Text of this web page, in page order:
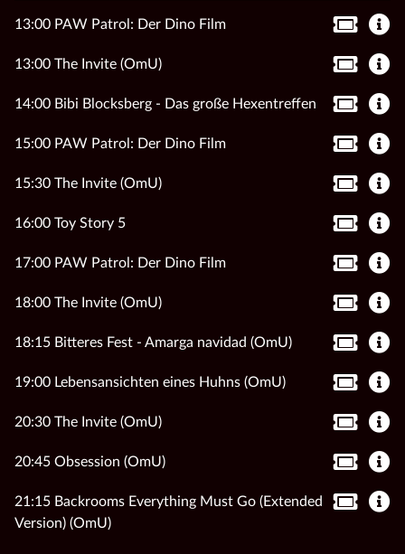
13:00 PAW Patrol: Der Dino Film
13:00 The Invite (OmU)
14:00 Bibi Blocksberg - Das große Hexentreffen
15:00 PAW Patrol: Der Dino Film
15:30 The Invite (OmU)
16:00 Toy Story 5
17:00 PAW Patrol: Der Dino Film
18:00 The Invite (OmU)
18:15 Bitteres Fest - Amarga navidad (OmU)
19:00 Lebensansichten eines Huhns (OmU)
20:30 The Invite (OmU)
20:45 Obsession (OmU)
21:15 Backrooms Everything Must Go (Extended
Version) (OmU)